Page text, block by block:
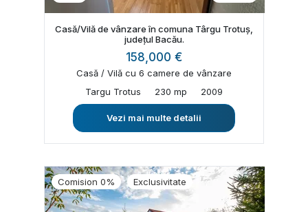
Casă/Vilă de vânzare în comuna Târgu Trotuș,
județul Bacău.
158,000 €
Casă / Vilă cu 6 camere de vânzare
Targu Trotus
230 mp 2009
Vezi mai multe detalii
Comision 0% Exclusivitate